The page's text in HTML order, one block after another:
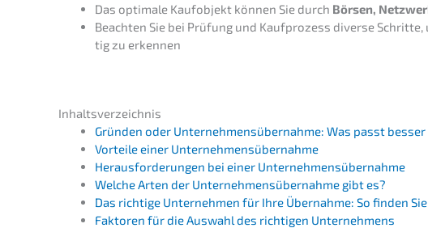
Das optima­le Kaufob­jekt können Sie durch Börsen,
Beach­ten Sie bei Prüfung und Kaufpro­zess diver­se Schrit­te,
tig zu erkennen
Inhalts­ver­zeich­nis
Gründen oder Unter­neh­mens­über­nah­me: Was passt besser
Vortei­le einer Unternehmensübernahme
Heraus­for­de­run­gen bei einer Unternehmensübernahme
Welche Arten der Unter­neh­mens­über­nah­me gibt es?
Das richti­ge Unter­neh­men für Ihre Übernah­me: So finden
Fakto­ren für die Auswahl des richti­gen Unternehmens